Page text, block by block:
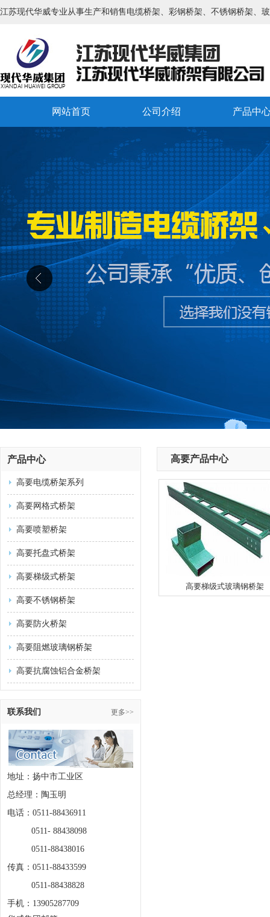
江苏现代华威专业从事生产和销售电缆桥架、彩钢桥架、不锈钢桥架、
网站首页 公司介绍 产品中
产品中心
高要电缆桥架系列
高要网格式桥架
高要喷塑桥架
高要托盘式桥架
高要梯级式桥架
高要不锈钢桥架
高要防火桥架
高要阻燃玻璃钢桥架
高要抗腐蚀铝合金桥架
联系我们 更多>>
地址：扬中市工业区
总经理：陶玉明
电话：0511-88436911
0511- 88438098
0511-88438016
传真：0511-88433599
0511-88438828
手机：13905287709
高要产品中心
高要梯级式玻璃钢桥架